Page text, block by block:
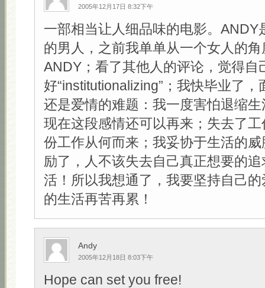
2005年12月17日 8:32下午
一部相当让人细品味的电影。ANDY
的男人，之前我单单从一个女人的
ANDY；看了其他人的评论，觉得自
好“institutionalizing”；我快毕业了，
还是爱情的难题：我一度害怕退缩
现在这段感情还可以再来；失去了
份工作从何而来；我妥协于生活的
励了，人不该失去自己真正想要的
活！所以我想通了，我要坚持自己
的生活再苦再累！
Andy
2005年12月18日 8:03下午
Hope can set you free!